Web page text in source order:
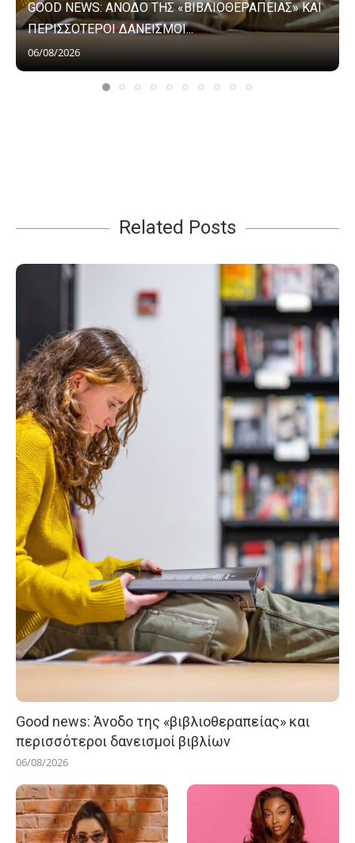
GOOD NEWS: ΑΝΟΔΟ ΤΗΣ «ΒΙΒΛΙΟΘΕΡΑΠΕΙΑΣ» ΚΑΙ
ΠΕΡΙΣΣΟΤΕΡΟΙ ΔΑΝΕΙΣΜΟΙ...
06/08/2026
Related Posts
Good news: Άνοδο της «βιβλιοθεραπείας» και
περισσότεροι δανεισμοί βιβλίων
06/08/2026